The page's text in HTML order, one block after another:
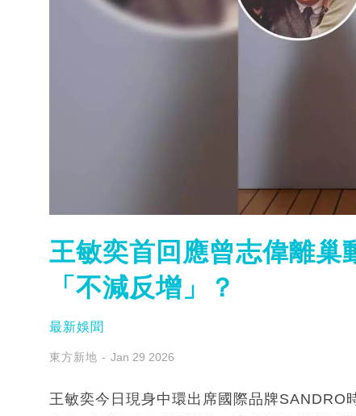
王敏奕首回應曾志偉離巢
「不減反增」？
最新娛聞
東方新地 Jan 29 2026
王敏奕今日現身中環出席國際品牌SANDRO